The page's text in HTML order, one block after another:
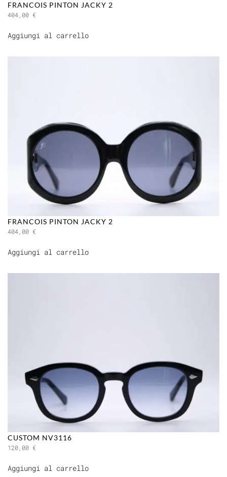
FRANCOIS PINTON JACKY 2
404,00 €
Aggiungi al carrello
FRANCOIS PINTON JACKY 2
404,00 €
Aggiungi al carrello
CUSTOM NV3116
120,00 €
Aggiungi al carrello